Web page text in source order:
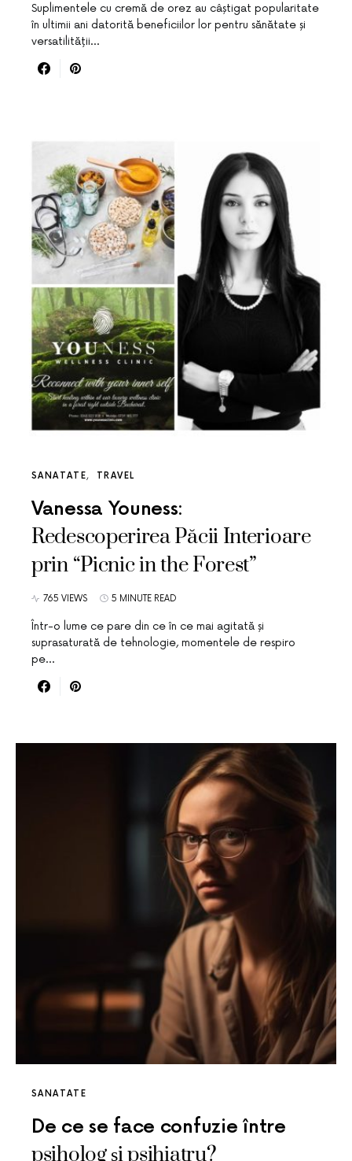
Suplimentele cu cremă de orez au câștigat popularitate
în ultimii ani datorită beneficiilor lor pentru sănătate și
versatilității…
SANATATE TRAVEL
Vanessa Youness:
Redescoperirea Păcii Interioare
prin “Picnic in the Forest”
765 VIEWS 5 MINUTE READ
Într-o lume ce pare din ce în ce mai agitată și
suprasaturată de tehnologie, momentele de respiro
pe…
SANATATE
De ce se face confuzie între
psiholog și psihiatru?